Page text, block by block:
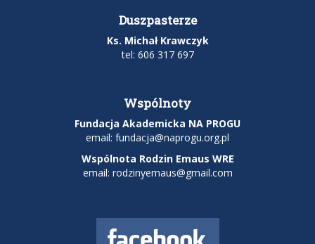
Duszpasterze
Ks. Michał Krawczyk
tel: 606 317 697
Wspólnoty
Fundacja Akademicka NA PROGU
email: fundacja@naprogu.org.pl
Wspólnota Rodzin Emaus WRE
email: rodzinyemaus@gmail.com